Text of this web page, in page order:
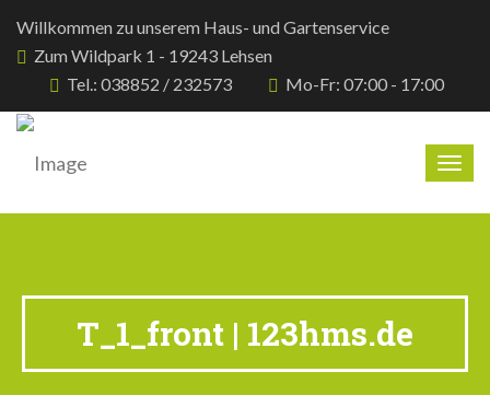
Willkommen zu unserem Haus- und Gartenservice
Zum Wildpark 1 - 19243 Lehsen
Tel.: 038852 / 232573
Mo-Fr: 07:00 - 17:00
T_1_front | 123hms.de